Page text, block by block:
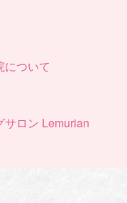
について
サロン Lemurian